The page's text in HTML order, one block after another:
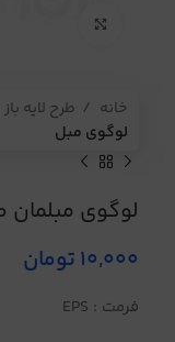
خانه طرح لایه باز
لوگوی مبل
لوگوی مبلمان
10,000تومان
فرمت : EPS